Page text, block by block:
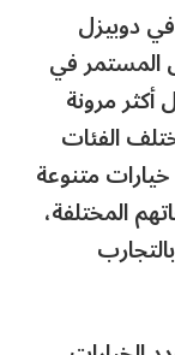
دوبيزل
المستمر في
مرونة
الفئات
متنوعة
المختلفة،